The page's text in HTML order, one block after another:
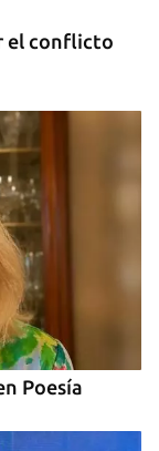
el conflicto
Poesía